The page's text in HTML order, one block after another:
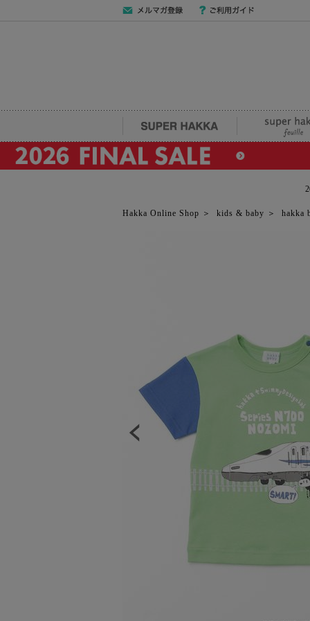
SUPER HAKKA
Hakka Online Shop ＞ kids & baby ＞ hakka